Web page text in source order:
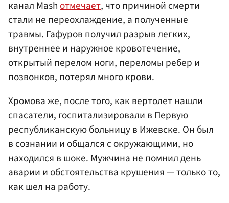
канал Mashотмечает, что причиной смерти
стали не переохлаждение, а полученные
травмы. Гафуров получил разрыв легких,
внутреннее и наружное кровотечение,
открытый перелом ноги, переломы ребер и
позвонков, потерял много крови.
Хромова же, после того, как вертолет нашли
спасатели, госпитализировали в Первую
республиканскую больницу в Ижевске. Он был
в сознании и общался с окружающими, но
находился в шоке. Мужчина не помнил день
аварии и обстоятельства крушения — только то,
как шел на работу.